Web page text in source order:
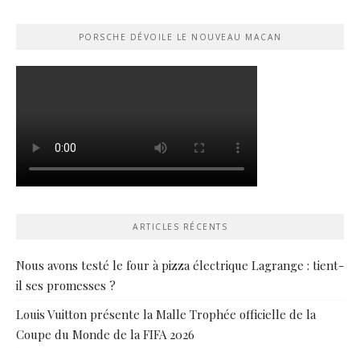
PORSCHE DÉVOILE LE NOUVEAU MACAN
ARTICLES RÉCENTS
Nous avons testé le four à pizza électrique Lagrange : tient-
il ses promesses ?
Louis Vuitton présente la Malle Trophée officielle de la
Coupe du Monde de la FIFA 2026